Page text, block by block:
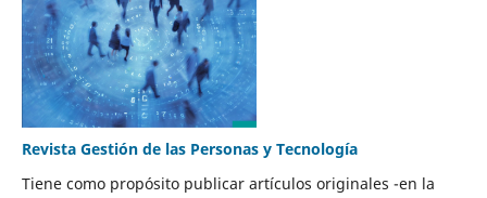
Revista Gestión de las Personas y Tecnología
Tiene como propósito publicar artículos originales -en la